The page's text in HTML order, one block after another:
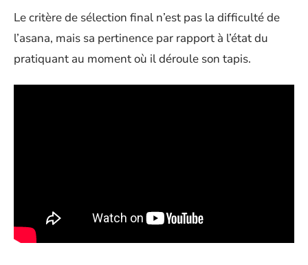
Le critère de sélection final n’est pas la difficulté de
l’asana, mais sa pertinence par rapport à l’état du
pratiquant au moment où il déroule son tapis.